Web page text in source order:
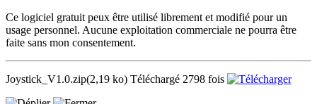
Ce logiciel gratuit peux être utilisé librement et modifié pour un
usage personnel. Aucune exploitation commerciale ne pourra être
faite sans mon consentement.
Joystick_V1.0.zip(2,19 ko) Téléchargé 2798 fois